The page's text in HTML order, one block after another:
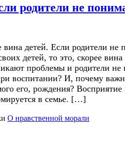
родители не
детей. Если родители не
детей, то это, скорее
проблемы и родители не
воспитании? И, почему
его, рождения? Восприятие
в семье. […]
О нравственной морали